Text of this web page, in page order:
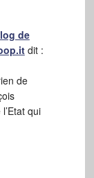
de
dit :
de
qui